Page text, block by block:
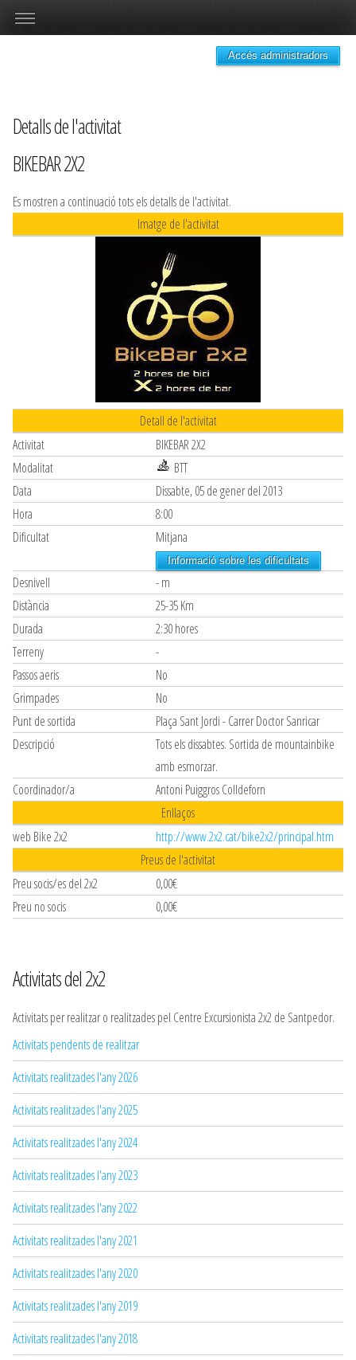
Accés administradors
Detalls de l'activitat
BIKEBAR 2X2
Es mostren a continuació tots els detalls de l'activitat.
Imatge de l'activitat
Detall de l'activitat
Activitat
BIKEBAR 2X2
Modalitat
BTT
Data
Dissabte, 05 de gener del 2013
Hora
8:00
Dificultat
Mitjana
Informació sobre les dificultats
Desnivell
- m
Distància
25-35 Km
Durada
2:30 hores
Terreny
-
Passos aeris
No
Grimpades
No
Punt de sortida
Plaça Sant Jordi - Carrer Doctor Sanricar
Descripció
Tots els dissabtes. Sortida de mountainbike
amb esmorzar.
Coordinador/a
Antoni Puiggros Colldeforn
Enllaços
web Bike 2x2
http://www.2x2.cat/bike2x2/principal.htm
Preus de l'activitat
Preu socis/es del 2x2
0,00€
Preu no socis
0,00€
Activitats del 2x2
Activitats per realitzar o realitzades pel Centre Excursionista 2x2 de Santpedor.
Activitats pendents de realitzar
Activitats realitzades l'any 2026
Activitats realitzades l'any 2025
Activitats realitzades l'any 2024
Activitats realitzades l'any 2023
Activitats realitzades l'any 2022
Activitats realitzades l'any 2021
Activitats realitzades l'any 2020
Activitats realitzades l'any 2019
Activitats realitzades l'any 2018